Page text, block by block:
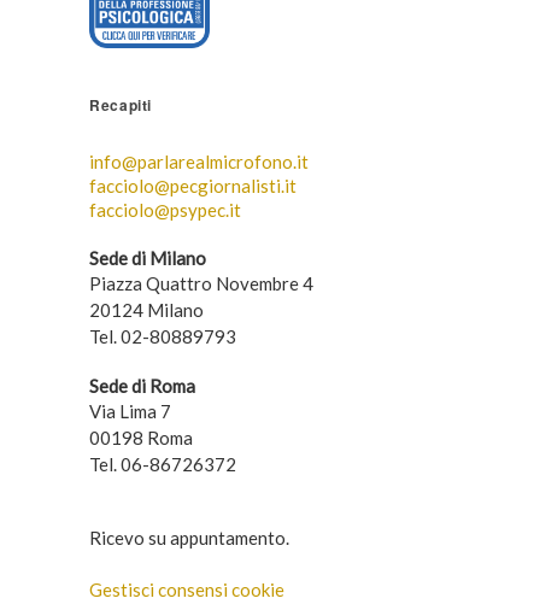
Recapiti
info@parlarealmicrofono.it
facciolo@pecgiornalisti.it
facciolo@psypec.it
Sede di Milano
Piazza Quattro Novembre 4
20124 Milano
Tel. 02-80889793
Sede di Roma
Via Lima 7
00198 Roma
Tel. 06-86726372
Ricevo su appuntamento.
Gestisci consensi cookie